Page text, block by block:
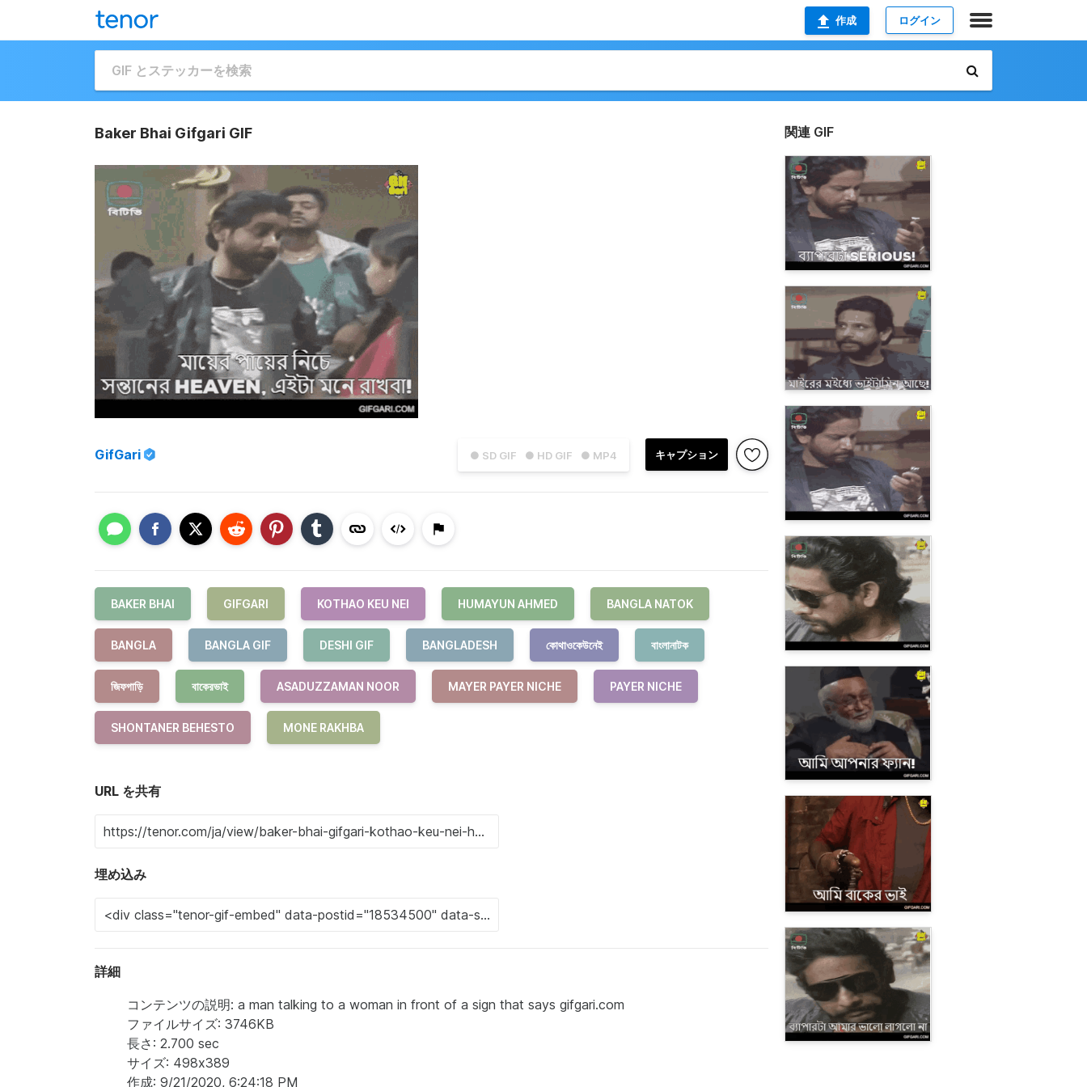
作成 ログイン
Baker Bhai Gifgari GIF
● SD GIF ● HD GIF ● MP4 キャプション
GifGari
BAKER BHAI GIFGARI KOTHAO KEU NEI HUMAYUN AHMED BANGLA NATOK
BANGLA BANGLA GIF DESHI GIF BANGLADESH কোথাওকেউনেই বাংলানাটক
জিফগাড়ি বাকেরভাই ASADUZZAMAN NOOR MAYER PAYER NICHE PAYER NICHE
SHONTANER BEHESTO MONE RAKHBA
URL を共有
埋め込み
詳細
コンテンツの説明: a man talking to a woman in front of a sign that says gifgari.com
ファイルサイズ: 3746KB
長さ: 2.700 sec
サイズ: 498x389
作成: 9/21/2020, 6:24:18 PM
関連 GIF